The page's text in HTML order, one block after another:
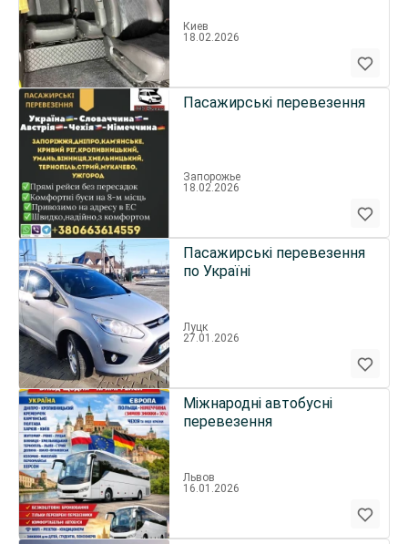
Киев
18.02.2026
Пасажирські перевезення
Запорожье
18.02.2026
Пасажирські перевезення
по Україні
Луцк
27.01.2026
Міжнародні автобусні
перевезення
Львов
16.01.2026